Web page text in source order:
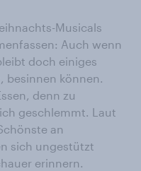
Musicals
Auch wenn
doch einiges
besinnen können.
denn zu
geschlemmt. Laut
an
sich ungestützt
erinnern.